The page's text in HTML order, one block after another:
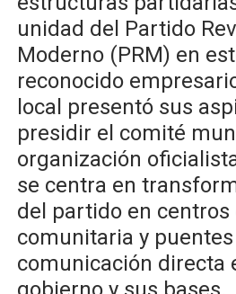
Restaurante Amigos es
unidad del Partido
Moderno (PRM) en
reconocido
local presentó sus
presidir el comité
organización
se centra en
del partido en centros
comunitaria y
comunicación directa